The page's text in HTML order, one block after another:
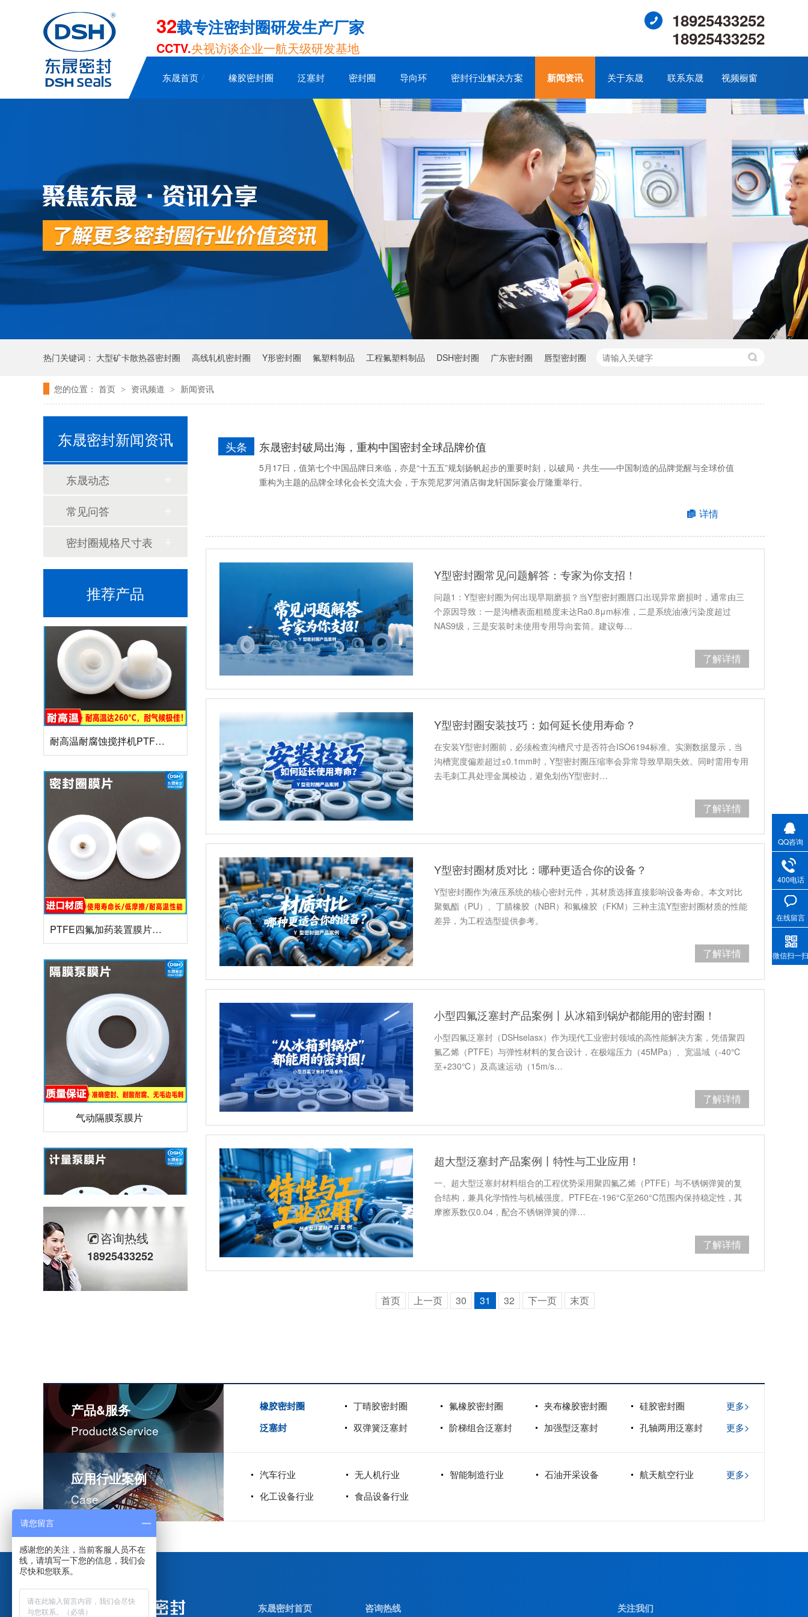
32载专注密封圈研发生产厂家
CCTV.央视访谈企业一航天级研发基地
18925433252
18925433252
东晟首页 橡胶密封圈 泛塞封 密封圈 导向环 密封行业解决方案 新闻资讯 关于东晟 联系东晟 视频橱窗
热门关键词： 大型矿卡散热器密封圈 高线轧机密封圈 Y形密封圈 氟塑料制品 工程氟塑料制品 DSH密封圈 广东密封圈 唇型密封圈
唇形密封圈 泛塞密封圈
您的位置： 首页 > 资讯频道 > 新闻资讯
东晟密封破局出海，重构中国密封全球品牌价值
头条
5月17日，值第七个中国品牌日来临，亦是“十五五”规划扬帆起步的重要时刻，以破局・共生——中国制造的品牌觉醒与全球价值
重构为主题的品牌全球化会长交流大会，于东莞尼罗河酒店御龙轩国际宴会厅隆重举行。
详情
Y型密封圈常见问题解答：专家为你支招！
问题1：Y型密封圈为何出现早期磨损？当Y型密封圈唇口出现异常磨损时，通常由三
个原因导致：一是沟槽表面粗糙度未达Ra0.8μm标准，二是系统油液污染度超过
NAS9级，三是安装时未使用专用导向套筒。建议每…
了解详情
Y型密封圈安装技巧：如何延长使用寿命？
在安装Y型密封圈前，必须检查沟槽尺寸是否符合ISO6194标准。实测数据显示，当
沟槽宽度偏差超过±0.1mm时，Y型密封圈压缩率会异常导致早期失效。同时需用专用
去毛刺工具处理金属棱边，避免划伤Y型密封…
了解详情
Y型密封圈材质对比：哪种更适合你的设备？
Y型密封圈作为液压系统的核心密封元件，其材质选择直接影响设备寿命。本文对比
聚氨酯（PU）、丁腈橡胶（NBR）和氟橡胶（FKM）三种主流Y型密封圈材质的性能
差异，为工程选型提供参考。
了解详情
小型四氟泛塞封产品案例丨从冰箱到锅炉都能用的密封圈！
小型四氟泛塞封（DSHselasx）作为现代工业密封领域的高性能解决方案，凭借聚四
氟乙烯（PTFE）与弹性材料的复合设计，在极端压力（45MPa）、宽温域（-40℃
至+230℃）及高速运动（15m/s…
了解详情
超大型泛塞封产品案例丨特性与工业应用！
一、超大型泛塞封材料组合的工程优势采用聚四氟乙烯（PTFE）与不锈钢弹簧的复
合结构，兼具化学惰性与机械强度。PTFE在-196°C至260°C范围内保持稳定性，其
摩擦系数仅0.04，配合不锈钢弹簧的弹…
了解详情
首页 上一页 30 31 32 下一页 末页
东晟密封新闻资讯
东晟动态
常见问答
密封圈规格尺寸表
推荐产品
泛塞封-汽车密封件-耐腐蚀密封圈
组合双唇骨架油封密封圈
耐高温耐腐蚀搅拌机PTFE膜片螺帽厂家
PTFE四氟加药装置膜片螺帽膜片
气动隔膜泵膜片
计量泵加药泵密封圈隔膜片
米顿罗计量泵配件膜片
咨询热线
18925433252
产品&服务
Product&service
橡胶密封圈 丁晴胶密封圈 氟橡胶密封圈 夹布橡胶密封圈 硅胶密封圈 更多>
泛塞封 双弹簧泛塞封 阶梯组合泛塞封 加强型泛塞封 孔轴两用泛塞封 更多>
应用行业案例
Case
汽车行业 无人机行业 智能制造行业 石油开采设备
航天航空行业
化工设备行业
食品设备行业
更多>
东晟密封首页 咨询热线 关注我们
QQ咨询
400电话
在线留言
微信扫一扫
请您留言
感谢您的关注，当前客服人员不在
线，请填写一下您的信息，我们会
尽快和您联系。